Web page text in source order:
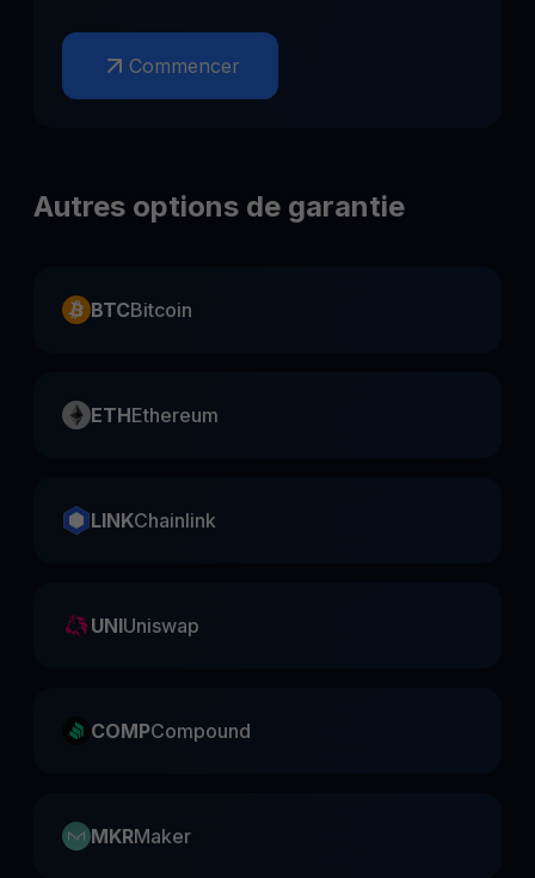
Commencer
Autres options de garantie
BTCBitcoin
ETHEthereum
LINKChainlink
UNIUniswap
COMPCompound
MKRMaker